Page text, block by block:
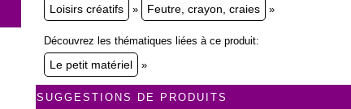
Loisirs créatifs » Feutre, crayon, craies »
Découvrez les thématiques liées à ce produit:
Le petit matériel »
SUGGESTIONS DE PRODUITS